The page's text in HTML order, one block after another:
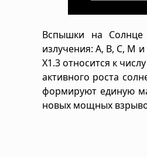
Вспышки на Солнце
излучения: A, B, C,
X1.3 относится к
активного роста
формируют единую
новых мощных